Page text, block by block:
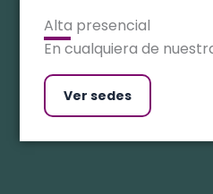
Alta presencial
En cualquiera de
Ver sedes